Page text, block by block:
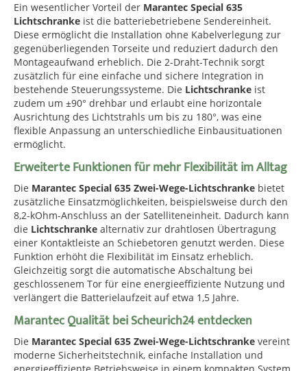
Ein wesentlicher Vorteil der Marantec Special 635
Lichtschranke ist die batteriebetriebene Sendereinheit.
Diese ermöglicht die Installation ohne Kabelverlegung zur
gegenüberliegenden Torseite und reduziert dadurch den
Montageaufwand erheblich. Die 2-Draht-Technik sorgt
zusätzlich für eine einfache und sichere Integration in
bestehende Steuerungssysteme. Die Lichtschranke ist
zudem um ±90° drehbar und erlaubt eine horizontale
Ausrichtung des Lichtstrahls um bis zu 180°, was eine
flexible Anpassung an unterschiedliche Einbausituationen
ermöglicht.
Erweiterte Funktionen für mehr Flexibilität im Alltag
Die Marantec Special 635 Zwei-Wege-Lichtschranke bietet
zusätzliche Einsatzmöglichkeiten, beispielsweise durch den
8,2-kOhm-Anschluss an der Satelliteneinheit. Dadurch kann
die Lichtschranke alternativ zur drahtlosen Übertragung
einer Kontaktleiste an Schiebetoren genutzt werden. Diese
Funktion erhöht die Flexibilität im Einsatz erheblich.
Gleichzeitig sorgt die automatische Abschaltung bei
geschlossenem Tor für eine energieeffiziente Nutzung und
verlängert die Batterielaufzeit auf etwa 1,5 Jahre.
Marantec Qualität bei Scheurich24 entdecken
Die Marantec Special 635 Zwei-Wege-Lichtschranke vereint
moderne Sicherheitstechnik, einfache Installation und